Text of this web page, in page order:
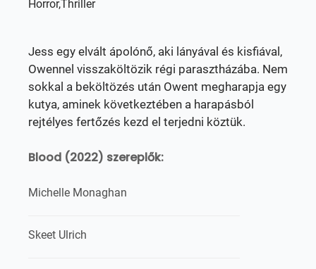
Horror,Thriller
Jess egy elvált ápolónő, aki lányával és kisfiával,
Owennel visszaköltözik régi parasztházába. Nem
sokkal a beköltözés után Owent megharapja egy
kutya, aminek következtében a harapásból
rejtélyes fertőzés kezd el terjedni köztük.
Blood (2022) szereplők:
Michelle Monaghan
Skeet Ulrich